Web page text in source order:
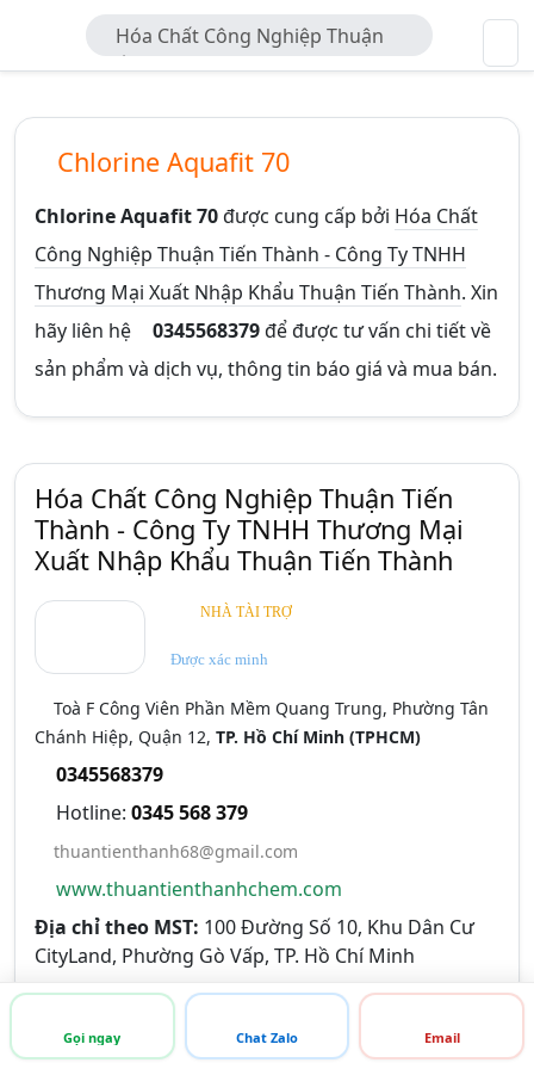
Hóa Chất Công Nghiệp Thuận
Tiến Thành - Công Ty TNHH Thương
Thành
Chlorine Aquafit 70
Chlorine Aquafit 70được cung cấp bởi Hóa Chất
Công Nghiệp Thuận Tiến Thành - Công Ty TNHH
Thương Mại Xuất Nhập Khẩu Thuận Tiến Thành. Xin
hãy liên hệ
0345568379để được tư vấn chi tiết về
sản phẩm và dịch vụ, thông tin báo giá và mua bán.
Hóa Chất Công Nghiệp Thuận Tiến
Thành - Công Ty TNHH Thương Mại
Xuất Nhập Khẩu Thuận Tiến Thành
NHÀ TÀI TRỢ
Được xác minh
Toà F Công Viên Phần Mềm Quang Trung, Phường Tân
Chánh Hiệp, Quận 12, TP. Hồ Chí Minh (TPHCM)
0345568379
Hotline: 0345 568 379
thuantienthanh68@gmail.com
www.thuantienthanhchem.com
Địa chỉ theo MST: 100 Đường Số 10, Khu Dân Cư
CityLand, Phường Gò Vấp, TP. Hồ Chí Minh
Gọi ngay Chat Zalo Email